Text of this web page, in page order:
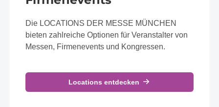
Die LOCATIONS DER MESSE MÜNCHEN
bieten zahlreiche Optionen für Veranstalter von
Messen, Firmenevents und Kongressen.
Locations entdecken